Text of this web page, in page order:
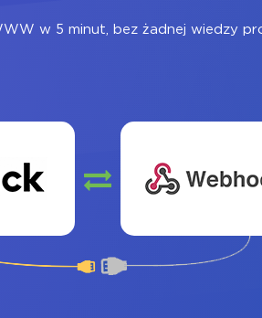
w 5 minut, bez żadnej wiedzy